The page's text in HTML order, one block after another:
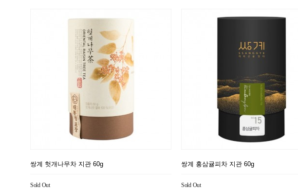
쌍계 헛개나무차 지관 60g
Sold Out
쌍계 홍삼귤피차 지관 60g
Sold Out